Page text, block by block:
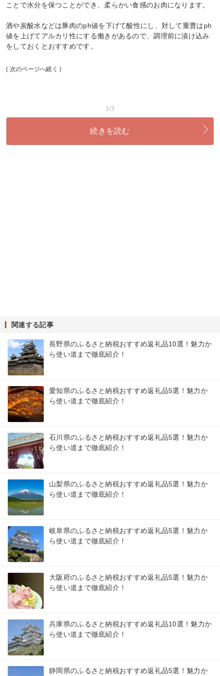
ことで水分を保つことができ、柔らかい食感のお肉になります。
酒や炭酸水などは豚肉のph値を下げて酸性にし、対して重曹はph
値を上げてアルカリ性にする働きがあるので、調理前に漬け込み
をしておくとおすすめです。
( 次のページへ続く )
1/3
続きを読む
関連する記事
長野県のふるさと納税おすすめ返礼品10選！魅力か
ら使い道まで徹底紹介！
愛知県のふるさと納税おすすめ返礼品5選！魅力か
ら使い道まで徹底紹介！
石川県のふるさと納税おすすめ返礼品5選！魅力か
ら使い道まで徹底紹介！
山梨県のふるさと納税おすすめ返礼品5選！魅力か
ら使い道まで徹底紹介！
岐阜県のふるさと納税おすすめ返礼品5選！魅力か
ら使い道まで徹底紹介！
大阪府のふるさと納税おすすめ返礼品5選！魅力か
ら使い道まで徹底紹介！
兵庫県のふるさと納税おすすめ返礼品10選！魅力か
ら使い道まで徹底紹介！
静岡県のふるさと納税おすすめ返礼品5選！魅力か